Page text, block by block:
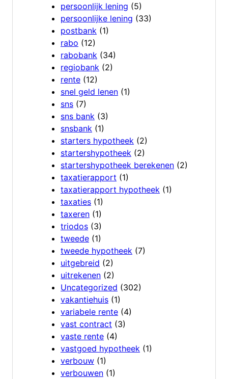
persoonlijk lening (5)
persoonlijke lening (33)
postbank (1)
rabo (12)
rabobank (34)
regiobank (2)
rente (12)
snel geld lenen (1)
sns (7)
sns bank (3)
snsbank (1)
starters hypotheek (2)
startershypotheek (2)
startershypotheek berekenen (2)
taxatierapport (1)
taxatierapport hypotheek (1)
taxaties (1)
taxeren (1)
triodos (3)
tweede (1)
tweede hypotheek (7)
uitgebreid (2)
uitrekenen (2)
Uncategorized (302)
vakantiehuis (1)
variabele rente (4)
vast contract (3)
vaste rente (4)
vastgoed hypotheek (1)
verbouw (1)
verbouwen (1)